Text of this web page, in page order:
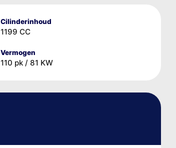
Cilinderinhoud
1199 CC
Vermogen
110 pk / 81 KW